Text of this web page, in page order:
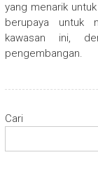
yang menarik
berupaya untuk
kawasan ini,
pengembangan.
Cari